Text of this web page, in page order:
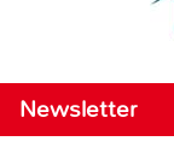
Newsletter